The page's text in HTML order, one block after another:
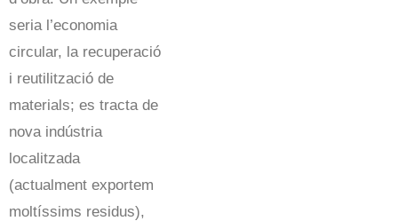
seria l’economia
circular, la recuperació
i reutilització de
materials; es tracta de
nova indústria
localitzada
(actualment exportem
moltíssims residus),